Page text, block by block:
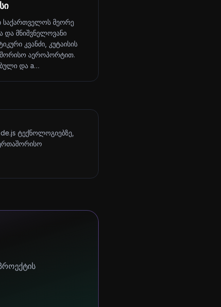
საქართველოს მეორე
და მნიშვნელოვანი
კვანძი, კუტაისის
აეროპორტით.
და a…
ტექნოლოგიებზე,